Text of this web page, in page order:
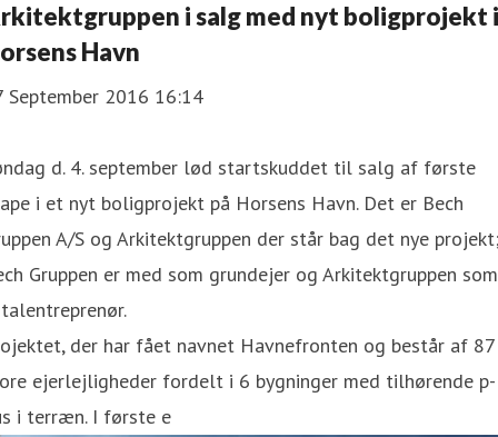
i salg med nyt boligprojekt i
Havn
September 2016 16:14
d. 4. september lød startskuddet til salg af første
i et nyt boligprojekt på Horsens Havn. Det er Bech
A/S og Arkitektgruppen der står bag det nye
Gruppen er med som grundejer og Arkitektgruppen som
der har fået navnet Havnefronten og består af 87
ejerlejligheder fordelt i 6 bygninger med tilhørende p-
i terræn. I første e